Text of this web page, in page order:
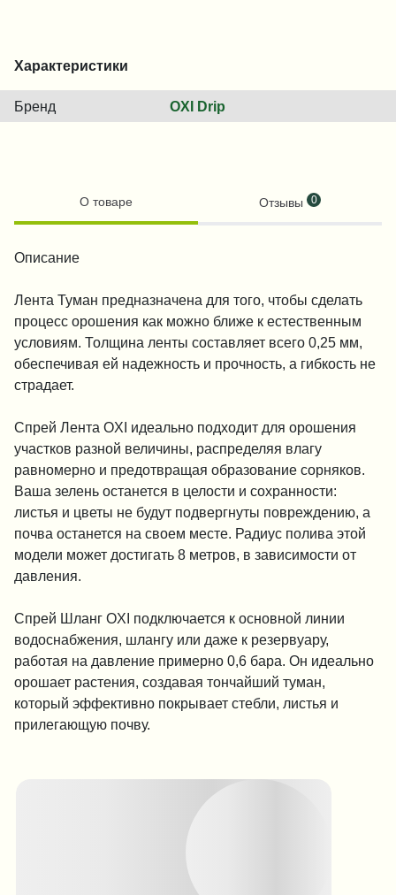
Характеристики
Бренд OXI Drip
О товаре Отзывы 0
Описание
Лента Туман предназначена для того, чтобы сделать
процесс орошения как можно ближе к естественным
условиям. Толщина ленты составляет всего 0,25 мм,
обеспечивая ей надежность и прочность, а гибкость не
страдает.
Спрей Лента OXI идеально подходит для орошения
участков разной величины, распределяя влагу
равномерно и предотвращая образование сорняков.
Ваша зелень останется в целости и сохранности:
листья и цветы не будут подвергнуты повреждению, а
почва останется на своем месте. Радиус полива этой
модели может достигать 8 метров, в зависимости от
давления.
Спрей Шланг OXI подключается к основной линии
водоснабжения, шлангу или даже к резервуару,
работая на давление примерно 0,6 бара. Он идеально
орошает растения, создавая тончайший туман,
который эффективно покрывает стебли, листья и
прилегающую почву.